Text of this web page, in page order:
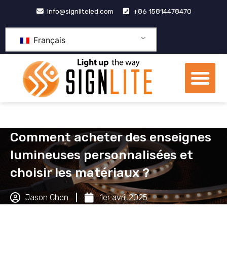
contenu
info@signliteled.com +86 15814478470
Français
Comment acheter des enseignes
lumineuses personnalisées et
choisir les matériaux ?
Jason Chen 1er avril 2025